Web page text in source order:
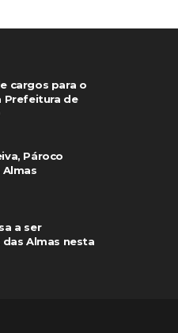
cargos para o
Prefeitura de
Pároco
Almas
a ser
Almas nesta